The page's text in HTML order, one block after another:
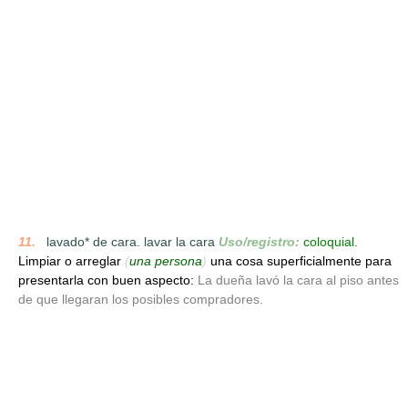
11. lavado* de cara. lavar la cara Uso/registro: coloquial.
Limpiar o arreglar (una persona) una cosa superficialmente para
presentarla con buen aspecto: La dueña lavó la cara al piso antes
de que llegaran los posibles compradores.